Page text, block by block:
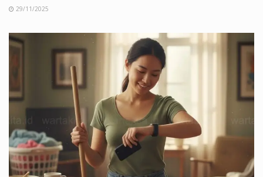
29/11/2025